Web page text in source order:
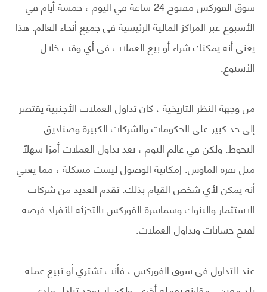
سوق الفوركس مفتوح 24 ساعة في اليوم ، خمسة أيام في
الأسبوع عبر المراكز المالية الرئيسية في جميع أنحاء العالم. هذا
يعني أنه يمكنك شراء أو بيع العملات في أي وقت خلال
الأسبوع.
من وجهة النظر التاريخية ، كان تداول العملات الأجنبية يقتصر
إلى حد كبير على الحكومات والشركات الكبيرة وصناديق
التحوط. ولكن في عالم اليوم ، يعد تداول العملات أمرًا سهلاً
مثل نقرة الماوس. إمكانية الوصول ليست مشكلة ، مما يعني
أنه يمكن لأي شخص القيام بذلك. تقدم العديد من شركات
الاستثمار والبنوك وسماسرة الفوركس بالتجزئة للأفراد فرصة
لفتح حسابات وتداول العملات.
عند التداول في سوق الفوركس ، فأنت تشتري أو تبيع عملة